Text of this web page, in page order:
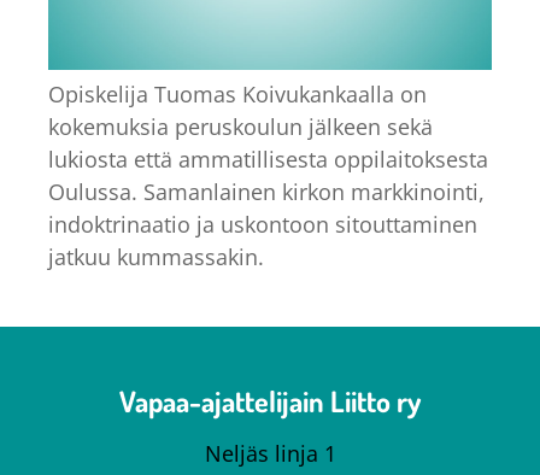
Opiskelija Tuomas Koivukankaalla on
kokemuksia peruskoulun jälkeen sekä
lukiosta että ammatillisesta oppilaitoksesta
Oulussa. Samanlainen kirkon markkinointi,
indoktrinaatio ja uskontoon sitouttaminen
jatkuu kummassakin.
Vapaa-ajattelijain Liitto ry
Neljäs linja 1